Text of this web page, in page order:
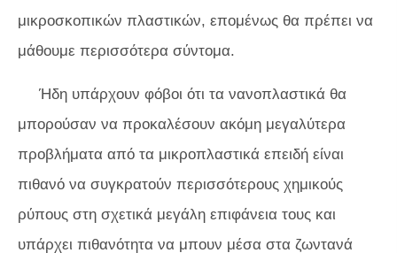
μικροσκοπικών πλαστικών, επομένως θα πρέπει να
μάθουμε περισσότερα σύντομα.
Ήδη υπάρχουν φόβοι ότι τα νανοπλαστικά θα
μπορούσαν να προκαλέσουν ακόμη μεγαλύτερα
προβλήματα από τα μικροπλαστικά επειδή είναι
πιθανό να συγκρατούν περισσότερους χημικούς
ρύπους στη σχετικά μεγάλη επιφάνεια τους και
υπάρχει πιθανότητα να μπουν μέσα στα ζωντανά